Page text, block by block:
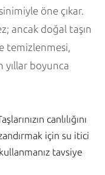
öne çıkar.
ancak doğal taşın
temizlenmesi,
boyunca
canlılığını
için su itici
tavsiye